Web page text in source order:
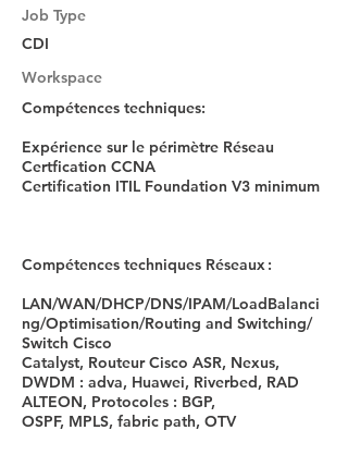
Job Type
CDI
Workspace
Compétences techniques:
Expérience sur le périmètre Réseau
Certfication CCNA
Certification ITIL Foundation V3 minimum
Compétences techniques Réseaux :
LAN/WAN/DHCP/DNS/IPAM/LoadBalanci
ng/Optimisation/Routing and Switching/
Switch Cisco
Catalyst, Routeur Cisco ASR, Nexus,
DWDM : adva, Huawei, Riverbed, RAD
ALTEON, Protocoles : BGP,
OSPF, MPLS, fabric path, OTV